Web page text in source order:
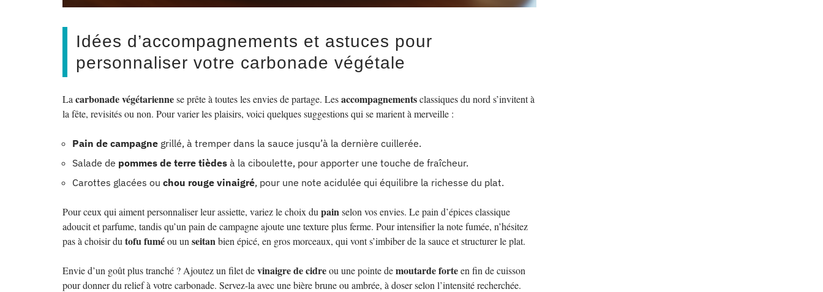
Idées d’accompagnements et astuces pour
personnaliser votre carbonade végétale
La carbonade végétariennese prête à toutes les envies de partage. Lesaccompagnementsclassiques du nord s’invitent à
la fête, revisités ou non. Pour varier les plaisirs, voici quelques suggestions qui se marient à merveille :
Pain de campagne grillé, à tremper dans la sauce jusqu’à la dernière cuillerée.
Salade de pommes de terre tièdes à la ciboulette, pour apporter une touche de fraîcheur.
Carottes glacées ou chou rouge vinaigré, pour une note acidulée qui équilibre la richesse du plat.
Pour ceux qui aiment personnaliser leur assiette, variez le choix du painselon vos envies. Le pain d’épices classique
adoucit et parfume, tandis qu’un pain de campagne ajoute une texture plus ferme. Pour intensifier la note fumée, n’hésitez
pas à choisir du tofu fuméou un seitanbien épicé, en gros morceaux, qui vont s’imbiber de la sauce et structurer le plat.
Envie d’un goût plus tranché ? Ajoutez un filet devinaigre de cidreou une pointe demoutarde forteen fin de cuisson
pour donner du relief à votre carbonade. Servez-la avec une bière brune ou ambrée, à doser selon l’intensité recherchée.